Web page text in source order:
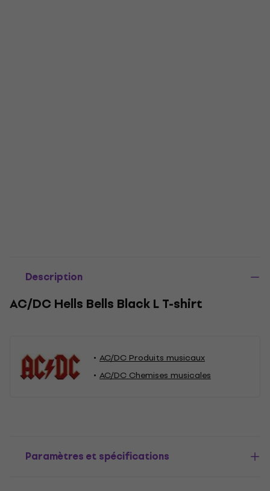
Description
AC/DC Hells Bells Black L T-shirt
AC/DC Produits musicaux
AC/DC Chemises musicales
Paramètres et spécifications